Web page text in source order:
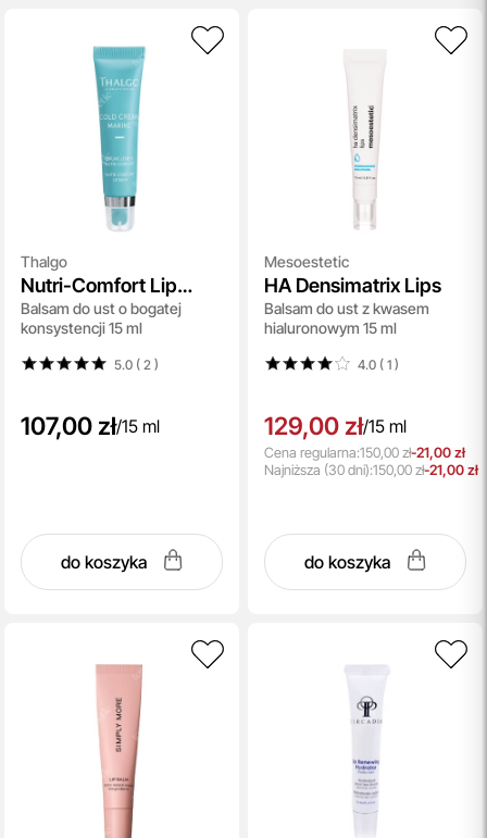
Thalgo
Nutri-Comfort Lip
Balm
Balsam do ust o bogatej
konsystencji 15 ml
5.0 ( 2 )
107,00 zł/15 ml
do koszyka
Mesoestetic
HA Densimatrix Lips
Balsam do ust z kwasem
hialuronowym 15 ml
4.0 ( 1)
129,00 zł/15 ml
Cena regularna:150,00 zł-21,00 zł
Najniższa (30 dni):150,00 zł-21,00 zł
do koszyka